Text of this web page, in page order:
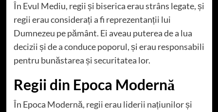
În Evul Mediu, regii și biserica erau strâns legate, și
regii erau considerați a fi reprezentanții lui
Dumnezeu pe pământ. Ei aveau puterea de a lua
decizii și de a conduce poporul, și erau responsabili
pentru bunăstarea și securitatea lor.
Regii din Epoca Modernă
În Epoca Modernă, regii erau liderii națiunilor și